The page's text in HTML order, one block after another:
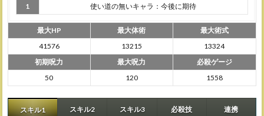
1
使い道の無いキャラ：今後に期待
最大HP 最大体術
最大術式
41576
13215
13324
初期呪力
最大呪力
必殺ゲージ
50
120 1558
スキル1 スキル2 スキル3 必殺技 連携